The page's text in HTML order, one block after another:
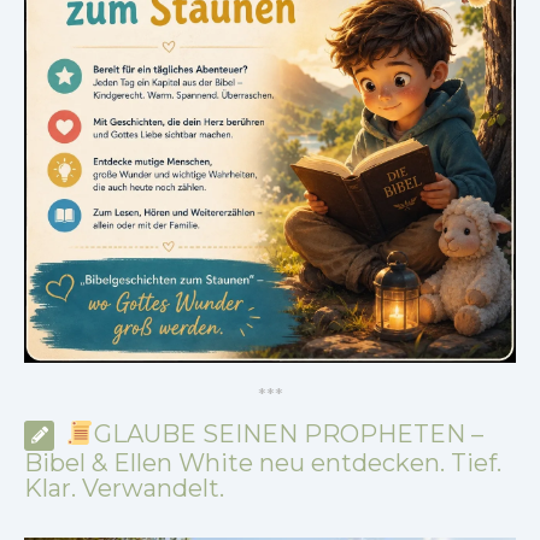
***
GLAUBE SEINEN PROPHETEN –
Bibel & Ellen White neu entdecken. Tief.
Klar. Verwandelt.